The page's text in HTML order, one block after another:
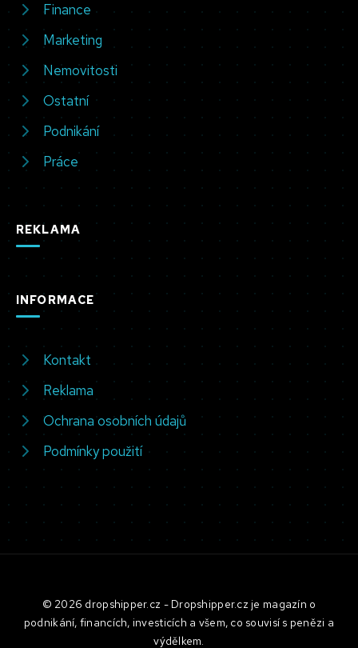
Finance
Marketing
Nemovitosti
Ostatní
Podnikání
Práce
REKLAMA
INFORMACE
Kontakt
Reklama
Ochrana osobních údajů
Podmínky použití
© 2026 dropshipper.cz - Dropshipper.cz je magazín o
podnikání, financích, investicích a všem, co souvisí s penězi a
výdělkem.